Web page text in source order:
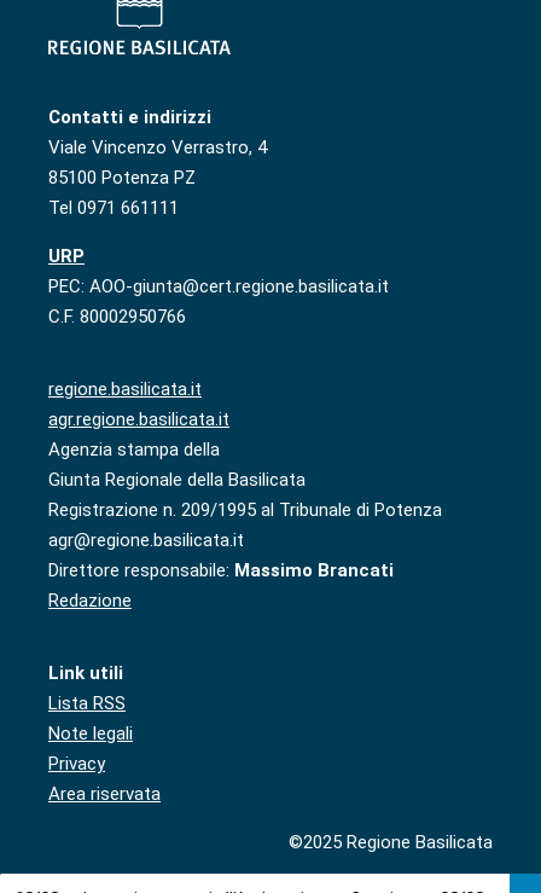
Contatti e indirizzi
Viale Vincenzo Verrastro, 4
85100 Potenza PZ
Tel 0971 661111
URP
PEC: AOO-giunta@cert.regione.basilicata.it
C.F. 80002950766
regione.basilicata.it
agr.regione.basilicata.it
Agenzia stampa della
Giunta Regionale della Basilicata
Registrazione n. 209/1995 al Tribunale di Potenza
agr@regione.basilicata.it
Direttore responsabile: Massimo Brancati
Redazione
Link utili
Lista RSS
Note legali
Privacy
Area riservata
©2025 Regione Basilicata